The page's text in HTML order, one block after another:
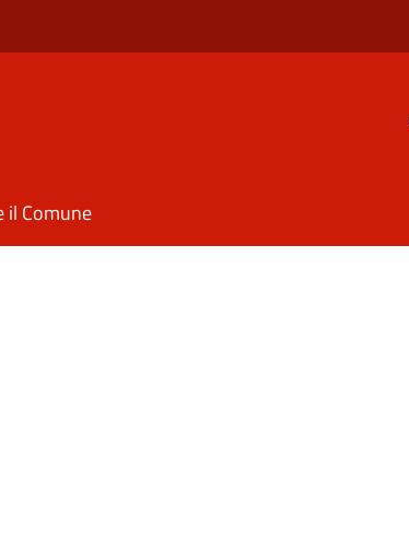
il Comune